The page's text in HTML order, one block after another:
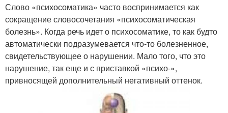
Слово «психосоматика» часто воспринимается как
сокращение словосочетания «психосоматическая
болезнь». Когда речь идет о психосоматике, то как будто
автоматически подразумевается что-то болезненное,
свидетельствующее о нарушении. Мало того, что это
нарушение, так еще и с приставкой «психо-»,
привносящей дополнительный негативный оттенок.